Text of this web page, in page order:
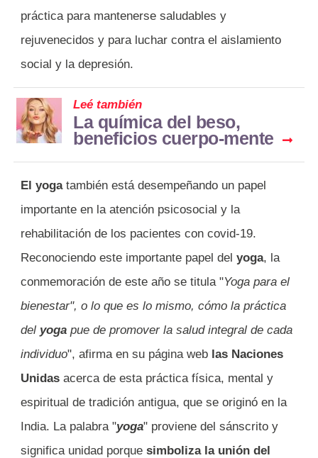
práctica para mantenerse saludables y
rejuvenecidos y para luchar contra el aislamiento
social y la depresión.
Leé también
La química del beso,
beneficios cuerpo-mente
El yogatambién está desempeñando un papel
importante en la atención psicosocial y la
rehabilitación de los pacientes con covid-19.
Reconociendo este importante papel del yoga, la
conmemoración de este año se titula "Yoga para el
bienestar", o lo que es lo mismo, cómo la práctica
del yoga pue de promover la salud integral de cada
individuo", afirma en su página web las Naciones
Unidas acerca de esta práctica física, mental y
espiritual de tradición antigua, que se originó en la
India. La palabra "yoga" proviene del sánscrito y
significa unidad porque simboliza la unión del